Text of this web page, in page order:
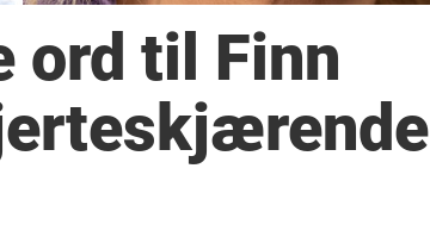
ord til Finn